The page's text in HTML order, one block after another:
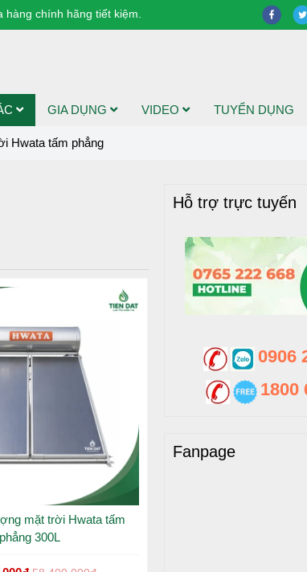
hàng chính hãng tiết kiệm.
GIA DỤNG VIDEO TUYỂN DỤNG
Hwata tấm phẳng
mặt trời Hwata tấm
phẳng 300L
Hỗ trợ trực tuyến
0906
1800
Fanpage